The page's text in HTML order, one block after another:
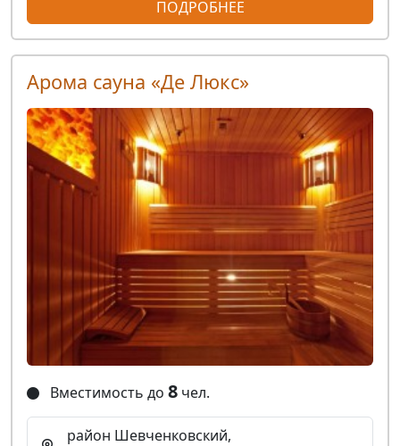
ПОДРОБНЕЕ
Арома сауна «Де Люкс»
Вместимость до 8 чел.
район Шевченковский,